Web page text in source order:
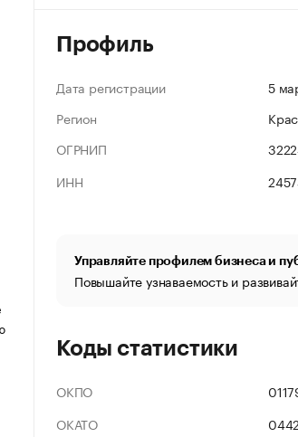
Профиль
Дата регистрации
5
Регион
ОГРНИП
ИНН
Управляйте профилем бизнеса и
Повышайте узнаваемость и
Коды статистики
ОКПО
ОКАТО